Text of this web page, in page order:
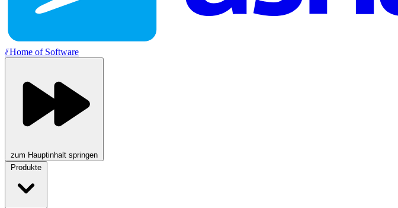
//Home of Software
zum Hauptinhalt springen
Produkte